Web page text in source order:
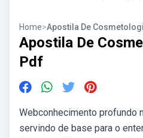
Home>Apostila De
Apostila De
Pdf
Webconhecimento profundo
servindo de base para o